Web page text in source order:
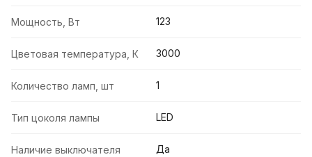
Мощность, Вт 123
Цветовая температура, К 3000
Количество ламп, шт 1
Тип цоколя лампы LED
Наличие выключателя Да